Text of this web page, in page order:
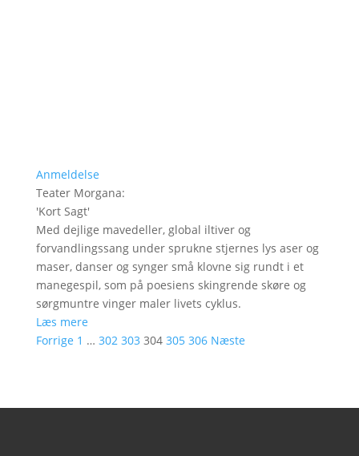
Anmeldelse
Teater Morgana:
'Kort Sagt'
Med dejlige mavedeller, global iltiver og
forvandlingssang under sprukne stjernes lys aser og
maser, danser og synger små klovne sig rundt i et
manegespil, som på poesiens skingrende skøre og
sørgmuntre vinger maler livets cyklus.
Læs mere
Forrige 1 … 302 303 304 305 306 Næste